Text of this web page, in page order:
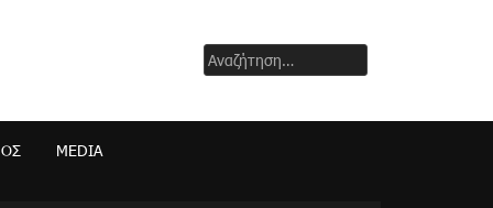
Αναζήτηση
για:
MEDIA